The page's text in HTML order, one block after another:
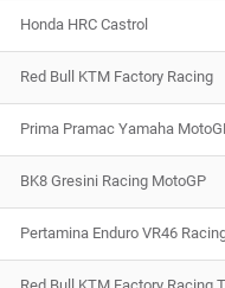
Honda HRC Castrol
Red Bull KTM Factory Racing
Prima Pramac Yamaha
BK8 Gresini Racing MotoGP
Pertamina Enduro VR46